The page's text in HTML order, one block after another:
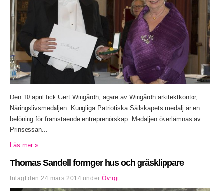
Den 10 april fick Gert Wingårdh, ägare av Wingårdh arkitektkontor,
Näringslivsmedaljen. Kungliga Patriotiska Sällskapets medalj är en
belöning för framstående entreprenörskap. Medaljen överlämnas av
Prinsessan...
Läs mer »
Thomas Sandell formger hus och gräsklippare
Inlagt den 24 mars 2014 underÖvrigt.